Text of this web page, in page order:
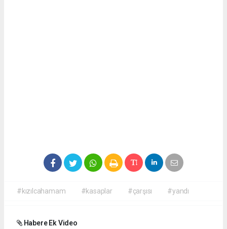
#kızılcahamam #kasaplar #çarşısı #yandı
Habere Ek Video